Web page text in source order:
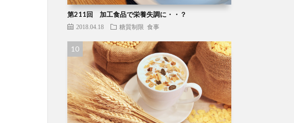
第211回 加工食品で栄養失調に・・？
2018.04.18 糖質制限 食事